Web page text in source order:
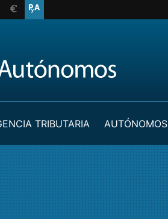
TRIBUTARIA AUTÓNOMOS